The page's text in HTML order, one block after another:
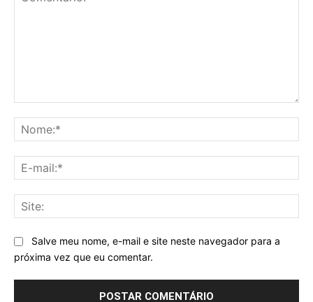
Salve meu nome, e-mail e site neste navegador para a
próxima vez que eu comentar.